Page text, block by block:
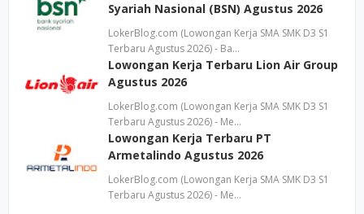
Syariah Nasional (BSN) Agustus 2026
LokerBlog.com (Lowongan Kerja SMA SMK D3 S1
Terbaru Agustus 2026) - Ba…
Lowongan Kerja Terbaru Lion Air Group
Agustus 2026
LokerBlog.com (Lowongan Kerja SMA SMK D3 S1
Terbaru Agustus 2026) - Me…
Lowongan Kerja Terbaru PT
Armetalindo Agustus 2026
LokerBlog.com (Lowongan Kerja SMA SMK D3 S1
Terbaru Agustus 2026) - Me…